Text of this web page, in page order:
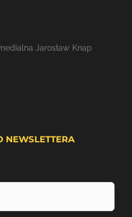
Jarosław Knap
NEWSLETTERA